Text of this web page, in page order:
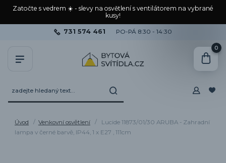
Zatočte s vedrem ☀️ - slevy na osvětlení s ventilátorem na vybrané
kusy!
731 574 461 PO-PÁ 8:30 - 14:30
0
Úvod Venkovní osvětlení
Lucide 11873/01/30 ARUBA - Zahradní
lampa v černé barvě, IP44, 1 x E27 , 111cm